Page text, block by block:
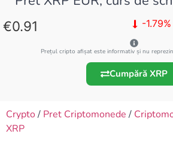
0.91 -1.79%
Prețul cripto afișat este informativ și nu
Cumpără XRP
Crypto/ Pret Criptomonede /
XRP